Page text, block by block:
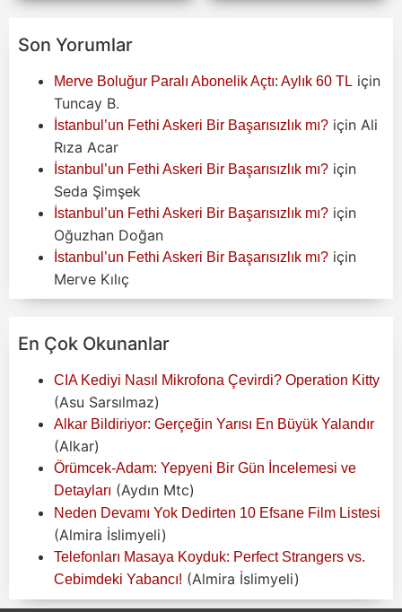
Son Yorumlar
Merve Boluğur Paralı Abonelik Açtı: Aylık 60 TL için
Tuncay B.
İstanbul’un Fethi Askeri Bir Başarısızlık mı? için Ali
Rıza Acar
İstanbul’un Fethi Askeri Bir Başarısızlık mı? için
Seda Şimşek
İstanbul’un Fethi Askeri Bir Başarısızlık mı? için
Oğuzhan Doğan
İstanbul’un Fethi Askeri Bir Başarısızlık mı? için
Merve Kılıç
En Çok Okunanlar
CIA Kediyi Nasıl Mikrofona Çevirdi? Operation Kitty
(Asu Sarsılmaz)
Alkar Bildiriyor: Gerçeğin Yarısı En Büyük Yalandır
(Alkar)
Örümcek-Adam: Yepyeni Bir Gün İncelemesi ve
Detayları (Aydın Mtc)
Neden Devamı Yok Dedirten 10 Efsane Film Listesi
(Almira İslimyeli)
Telefonları Masaya Koyduk: Perfect Strangers vs.
Cebimdeki Yabancı! (Almira İslimyeli)